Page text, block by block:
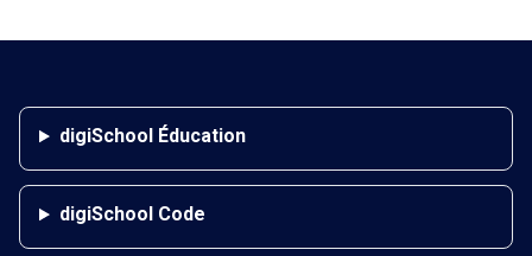
digiSchool Éducation
digiSchool Code